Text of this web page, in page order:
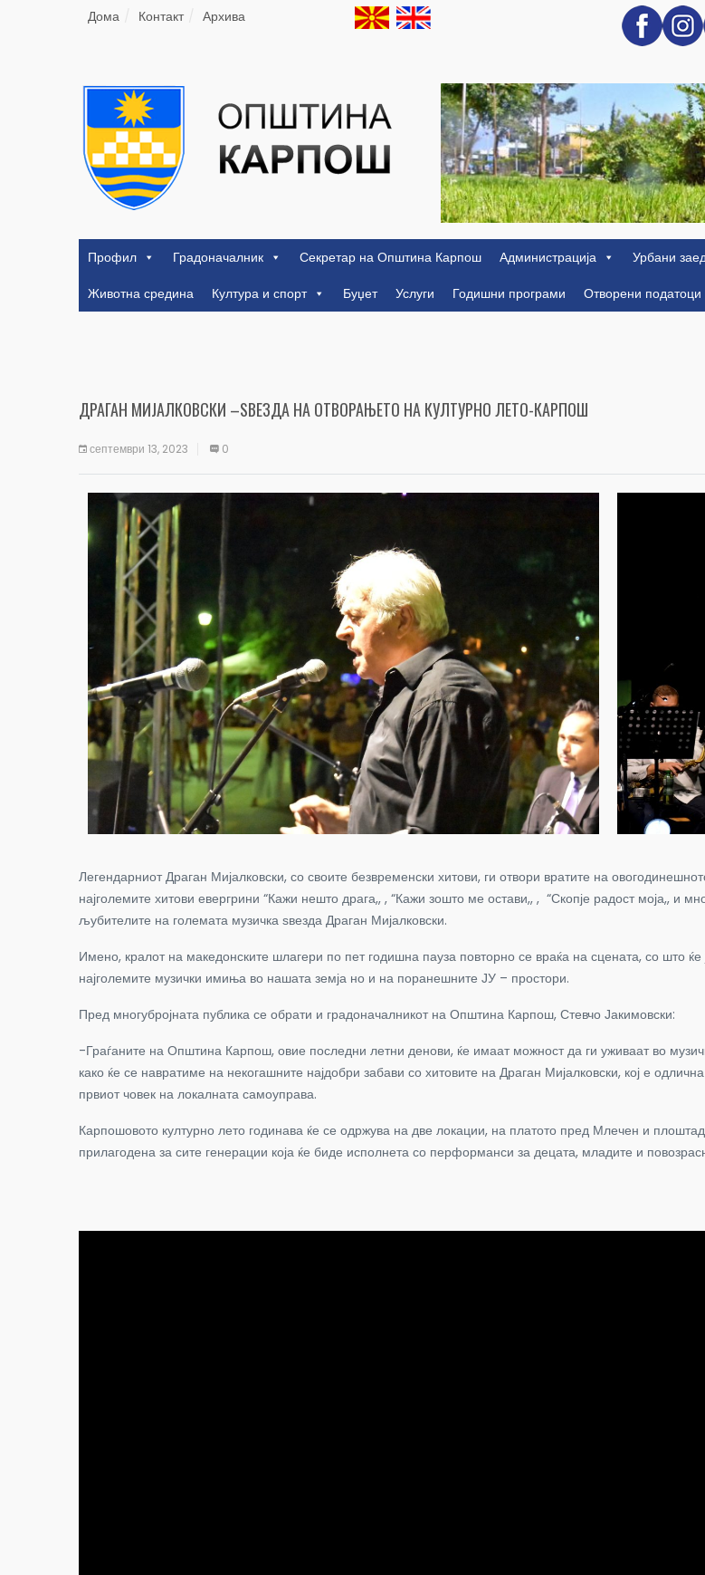
Дома Контакт Архива
Профил Градоначалник Секретар на Општина Карпош Администрација Урбани
Животна средина
Култура и спорт Буџет Услуги Годишни програми Отворени податоци
ДРАГАН МИЈАЛКОВСКИ –ЅВЕЗДА НА ОТВОРАЊЕТО НА КУЛТУРНО ЛЕТО-КАРПОШ
септември 13, 2023 0
Легендарниот Драган Мијалковски, со своите безвременски хитови, ги отвори вратите на
најголемите хитови евергрини “Кажи нешто драга,, , “Кажи зошто ме остави,, , “Скопје радост моја,, и
љубителите на големата музичка ѕвезда Драган Мијалковски.
Имено, кралот на македонските шлагери по пет годишна пауза повторно се враќа на сцената, со што
најголемите музички имиња во нашата земја но и на поранешните ЈУ – простори.
Пред многубројната публика се обрати и градоначалникот на Општина Карпош, Стевчо Јакимовски:
-Граѓаните на Општина Карпош, овие последни летни денови, ќе имаат можност да ги уживаат во
како ќе се навратиме на некогашните најдобри забави со хитовите на Драган Мијалковски, кој е
првиот човек на локалната самоуправа.
Карпошовото културно лето годинава ќе се одржува на две локации, на платото пред Млечен и
прилагодена за сите генерации која ќе биде исполнета со перформанси за децата, младите и